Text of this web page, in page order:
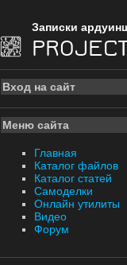
Записки
Вход на сайт
Меню сайта
Главная
Каталог файлов
Каталог статей
Самоделки
Онлайн утилиты
Видео
Форум